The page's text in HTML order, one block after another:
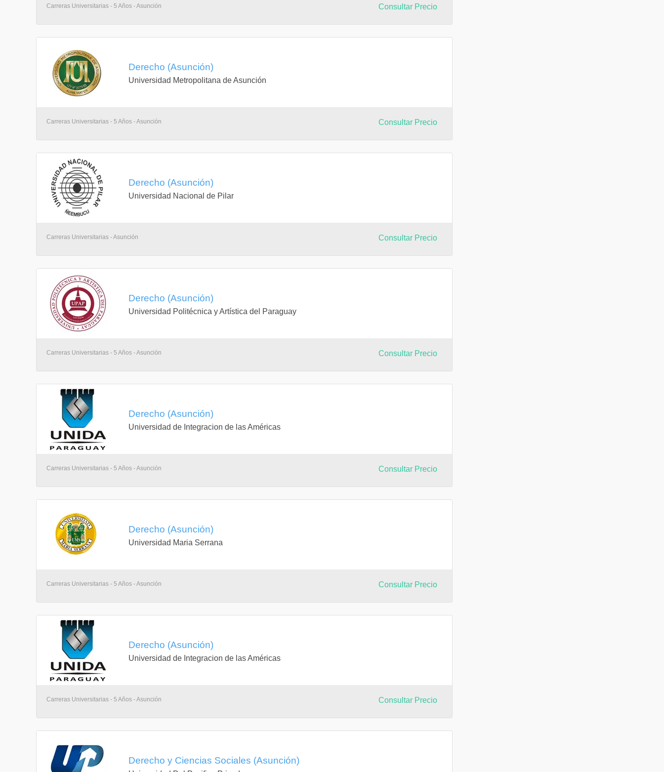
Carreras Universitarias - 5 Años - Asunción Consultar Precio
Derecho (Asunción)
Universidad Metropolitana de Asunción
Carreras Universitarias - 5 Años - Asunción Consultar Precio
Derecho (Asunción)
Universidad Nacional de Pilar
Carreras Universitarias - Asunción Consultar Precio
Derecho (Asunción)
Universidad Politécnica y Artística del Paraguay
Carreras Universitarias - 5 Años - Asunción Consultar Precio
Derecho (Asunción)
Universidad de Integracion de las Américas
Carreras Universitarias - 5 Años - Asunción Consultar Precio
Derecho (Asunción)
Universidad Maria Serrana
Carreras Universitarias - 5 Años - Asunción Consultar Precio
Derecho (Asunción)
Universidad de Integracion de las Américas
Carreras Universitarias - 5 Años - Asunción Consultar Precio
Derecho y Ciencias Sociales (Asunción)